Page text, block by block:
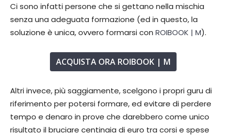
Ci sono infatti persone che si gettano nella mischia
senza una adeguata formazione (ed in questo, la
soluzione è unica, ovvero formarsi con ROIBOOK | M).
ACQUISTA ORA ROIBOOK | M
Altri invece, più saggiamente, scelgono i propri guru di
riferimento per potersi formare, ed evitare di perdere
tempo e denaro in prove che darebbero come unico
risultato il bruciare centinaia di euro tra corsi e spese